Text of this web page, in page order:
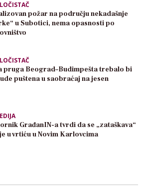
požar na području nekadašnje
u Subotici, nema opasnosti po
pruga Beograd–Budimpešta trebalo bi
puštena u saobraćaj na jesen
GrađanIN-a tvrdi da se „zataškava“
u vrtiću u Novim Karlovcima